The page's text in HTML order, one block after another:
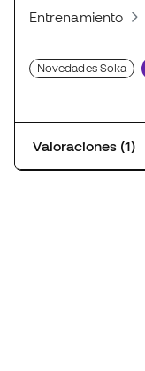
Entrenamiento
Novedades Soka
Valoraciones (1)